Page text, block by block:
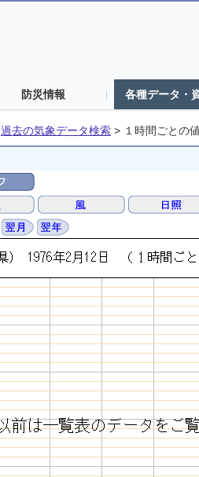
防災情報 各種データ・
過去の気象データ検索 > １時間ごとの